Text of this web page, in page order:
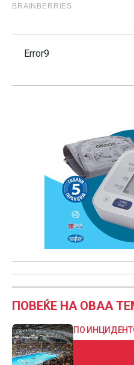
Error9
ПОВЕЌЕ НА ОВАА
ПО
ТРАЈКОВСКИ“